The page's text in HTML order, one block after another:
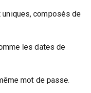
composés de
les dates de
mot de passe.